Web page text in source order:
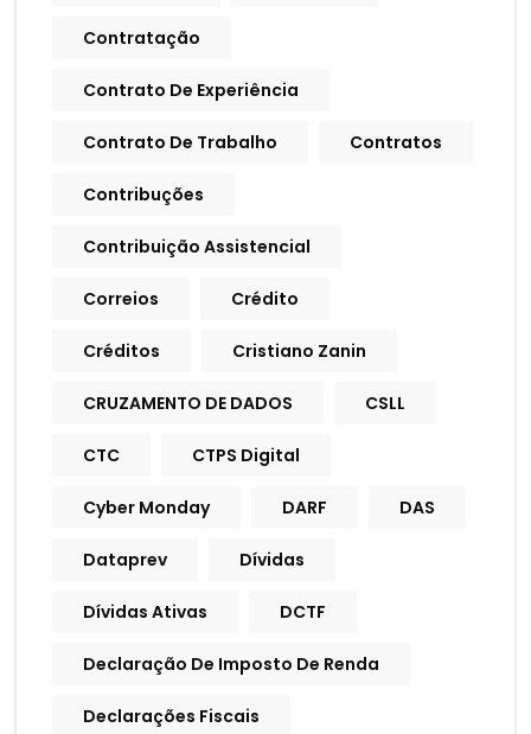
Contratação
Contrato De Experiência
Contrato De Trabalho Contratos
Contribuções
Contribuição Assistencial
Correios Crédito
Créditos Cristiano Zanin
CRUZAMENTO DE DADOS CSLL
CTC CTPS Digital
Cyber Monday DARF DAS
Dataprev Dívidas
Dívidas Ativas DCTF
Declaração De Imposto De Renda
Declarações Fiscais